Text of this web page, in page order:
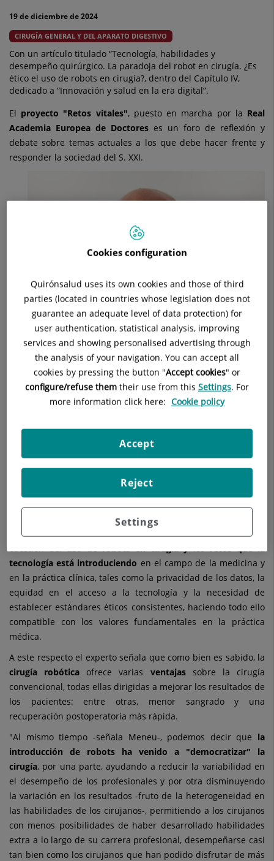
Vitales
2024”,
editado
y
publicado
por
la
Academia
19 de diciembre de 2024
CIRUGÍA GENERAL Y DEL APARATO DIGESTIVO
Con un artículo titulado “Tecnología, habilidades y
desempeño quirúrgico. La paradoja del robot en cirugía. ¿Es
ético el uso de robots en cirugía?, dentro del Capítulo IV,
dedicado a “Innovación y salud en la era digital”.
El proyecto "Retos vitales", puesto en marcha por la Real
Academia Europea de Doctores es un foro de reflexión y
debate sobre temas actuales a los que debe hacer frente y
responder la sociedad del S. XXI.
En estacuarta edición, en la que han participado 110 autores,
Dr. Juan Carlos Meneu Díaz
, Jefe de Servicio de Cirugía
GeneraldelHospital Universitario Ruber Juan Bravoabordala
cuestión deluso de robots en cirugía ylosretos que la
tecnología está introduciendo en el campo de la medicina y
en la práctica clínica, tales como la privacidad de los datos, la
equidad en el acceso a la tecnología y la necesidad de
establecer estándares éticos consistentes, haciendo todo ello
compatible con los valores fundamentales en la práctica
médica.
A este respecto el experto señala que como bien es sabido, la
cirugía robótica ofrece varias ventajassobre la cirugía
convencional, todas ellas dirigidas a mejorar los resultados de
los pacientes: entre otras, menor sangrado y una
recuperación postoperatoria más rápida.
"Al mismo tiempo -señala Meneu-, podemos decir que la
introducción de robots ha venido a "democratizar" la
cirugía, por una parte, ayudando a reducir la variabilidad en
el desempeño de los profesionales y por otra disminuyendo
la variación en los resultados -fruto de la heterogeneidad en
las habilidades de los cirujanos-, permitiendo a los cirujanos
con menos posibilidades de haber desarrollado habilidades
extra a lo largo de su carrera profesional, desempeñarse casi
tan bien como los cirujanos que han podido disfrutar de más
Cookies configuration
Quirónsalud uses its own cookies and those of third
parties (located in countries whose legislation does not
guarantee an adequate level of data protection) for
user authentication, statistical analysis, improving
services and showing personalised advertising through
the analysis of your navigation. You can accept all
cookies by pressing the button "Accept cookies" or
configure/refuse them their use from this Settings. For
more information click here: Cookie policy
Settings
Reject
Accept